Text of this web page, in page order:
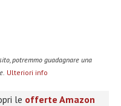
potremmo guadagnare una
Ulteriori info
le offerte Amazon